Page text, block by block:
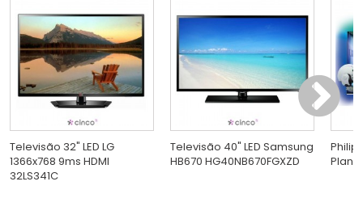
Televisão 32" LED LG
1366x768 9ms HDMI
32LS341C
Televisão 40" LED Samsung
HB670 HG40NB670FGXZD
Plana